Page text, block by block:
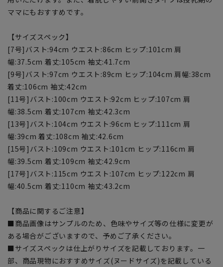
ママにもおすすめです。
【サイズスペック】
[7号]バスト:94cm ウエスト:86cm ヒップ:101cm 肩
幅:37.5cm 着丈:105cm 袖丈:41.7cm
[9号]バスト:97cm ウエスト:89cm ヒップ:104cm 肩幅:38cm
着丈:106cm 袖丈:42cm
[11号]バスト:100cm ウエスト:92cm ヒップ:107cm 肩
幅:38.5cm 着丈:107cm 袖丈:42.3cm
[13号]バスト:104cm ウエスト:96cm ヒップ:111cm 肩
幅:39cm 着丈:108cm 袖丈:42.6cm
[15号]バスト:109cm ウエスト:101cm ヒップ:116cm 肩
幅:39.5cm 着丈:109cm 袖丈:42.9cm
[17号]バスト:115cm ウエスト:107cm ヒップ:122cm 肩
幅:40.5cm 着丈:110cm 袖丈:43.2cm
【商品に関するご注意】
■商品画像はサンプルのため、色味やサイズ等の仕様に変更が
ある場合がございますので、予めご了承ください。
■サイズスペックは仕上がりサイズを記載しております。一
部、商品現物におすすめサイズ(ヌードサイズ)を記載している